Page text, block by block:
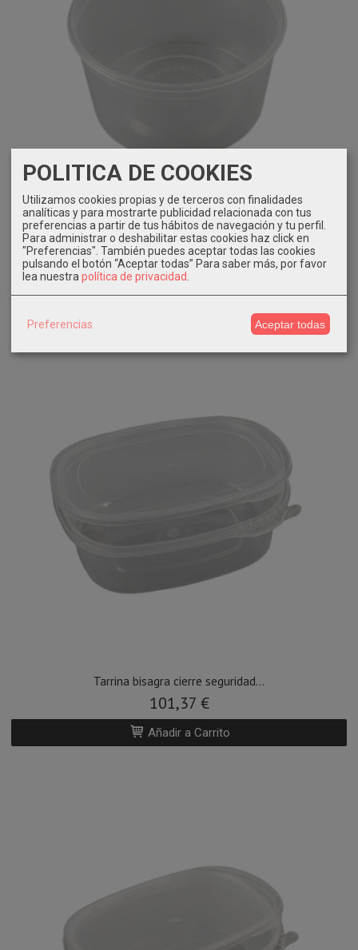
Tarrina reutilizable 500 ml. 600 uni.
99,37 €
Añadir a Carrito
Tarrina bisagra cierre seguridad...
101,37 €
Añadir a Carrito
POLITICA DE COOKIES
Utilizamos cookies propias y de terceros con finalidades
analíticas y para mostrarte publicidad relacionada con tus
preferencias a partir de tus hábitos de navegación y tu perfil.
Para administrar o deshabilitar estas cookies haz click en
"Preferencias". También puedes aceptar todas las cookies
pulsando el botón “Aceptar todas” Para saber más, por favor
lea nuestrapolítica de privacidad.
Preferencias Aceptar todas